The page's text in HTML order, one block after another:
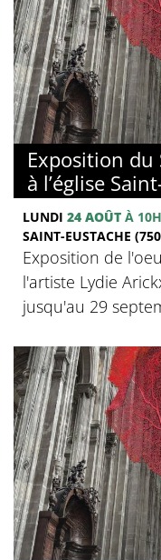
Exposition du
à l’église
LUNDI 24 AOÛT À 10H
SAINT-EUSTACHE
Exposition de
l'artiste Lydie
jusqu'au 29